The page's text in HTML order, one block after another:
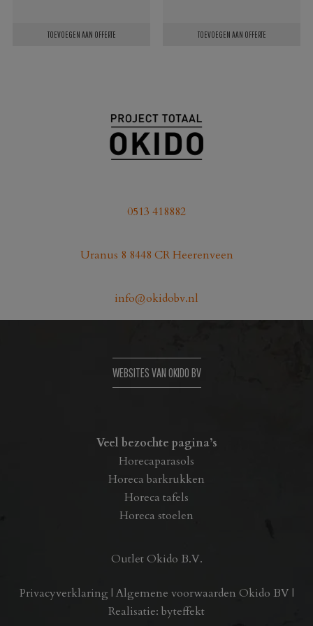
TOEVOEGEN AAN OFFERTE TOEVOEGEN AAN OFFERTE
0513 418882
Uranus 8 8448 CR Heerenveen
info@okidobv.nl
WEBSITES VAN OKIDO BV
Veel bezochte pagina’s
Horecaparasols
Horeca barkrukken
Horeca tafels
Horeca stoelen
Outlet Okido B.V.
Privacyverklaring | Algemene voorwaarden Okido BV |
Realisatie: byteffekt